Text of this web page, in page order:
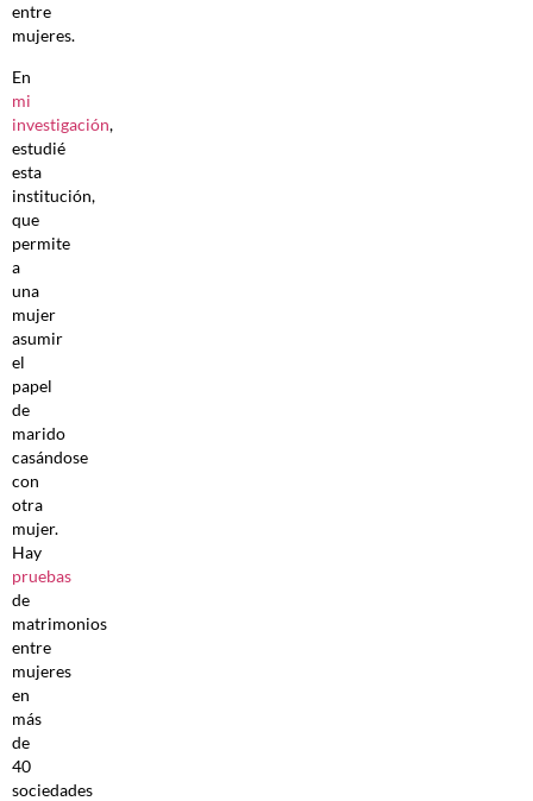
entre
mujeres.
En
mi
investigación,
estudié
esta
institución,
que
permite
a
una
mujer
asumir
el
papel
de
marido
casándose
con
otra
mujer.
Hay
pruebas
de
matrimonios
entre
mujeres
en
más
de
40
sociedades